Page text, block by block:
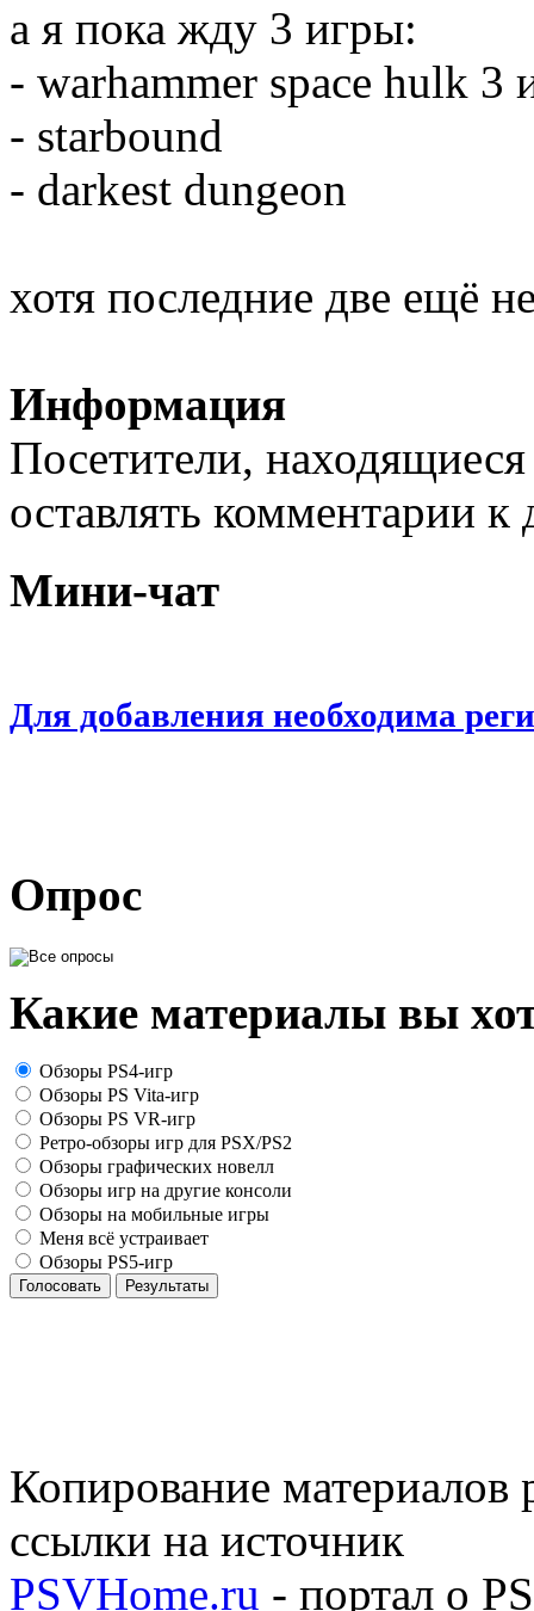
а я пока жду 3 игры:
- warhammer space hulk 3
- starbound
- darkest dungeon
хотя последние две ещё
Информация
Посетители,
оставлять комментарии
Мини-чат
Для добавления необходима
Опрос
Какие материалы вы
Обзоры PS4-игр
Обзоры PS Vita-игр
Обзоры PS VR-игр
Ретро-обзоры игр для PSX/PS2
Обзоры графических новелл
Обзоры игр на другие консоли
Обзоры на мобильные игры
Меня всё устраивает
Обзоры PS5-игр
Голосовать Результаты
Копирование материалов
ссылки на источник
PSVHome.ru - портал о